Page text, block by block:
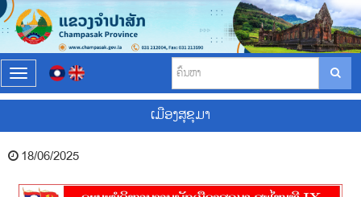
T
o
g
l
e
a
ເມືອງສຸຂຸມາ
18/06/2025